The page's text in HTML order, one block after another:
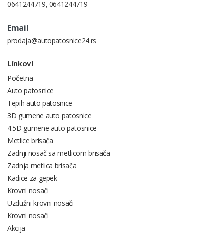
0641244719, 0641244719
Email
prodaja@autopatosnice24.rs
Linkovi
Početna
Auto patosnice
Tepih auto patosnice
3D gumene auto patosnice
4.5D gumene auto patosnice
Metlice brisača
Zadnji nosač sa metlicom brisača
Zadnja metlica brisača
Kadice za gepek
Krovni nosači
Uzdužni krovni nosači
Krovni nosači
Akcija